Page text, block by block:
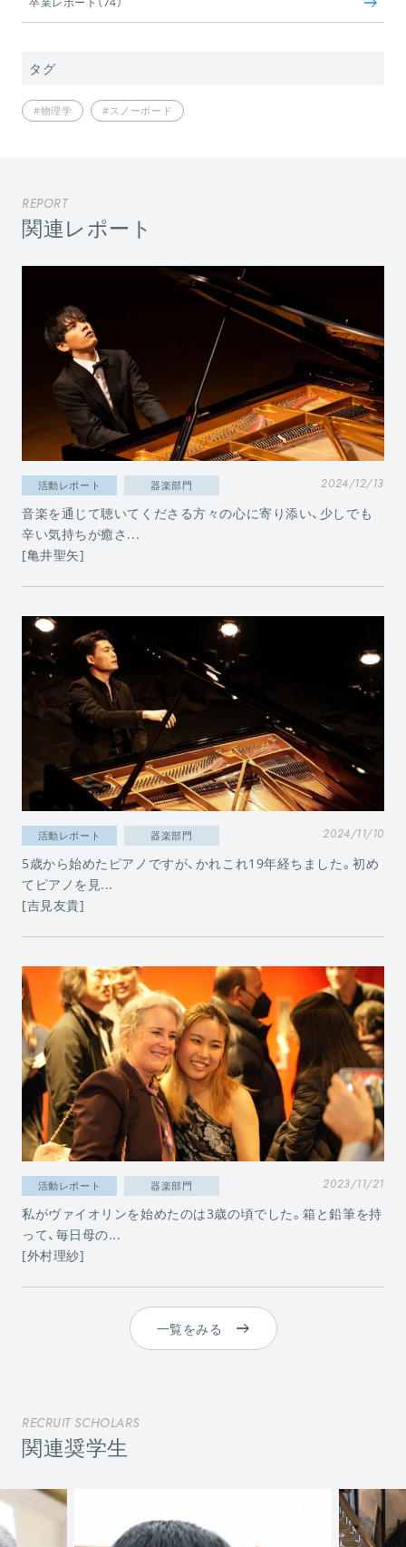
タグ
#物理学 #スノーボード
REPORT
関連レポート
活動レポート 器楽部門 2024/12/13
音楽を通じて聴いてくださる方々の心に寄り添い、少しでも
辛い気持ちが癒さ...
[亀井聖矢]
活動レポート 器楽部門 2024/11/10
5歳から始めたピアノですが、かれこれ19年経ちました。初め
てピアノを見...
[吉見友貴]
活動レポート 器楽部門 2023/11/21
私がヴァイオリンを始めたのは3歳の頃でした。箱と鉛筆を持
って、毎日母の...
[外村理紗]
一覧をみる
RECRUIT SCHOLARS
関連奨学生